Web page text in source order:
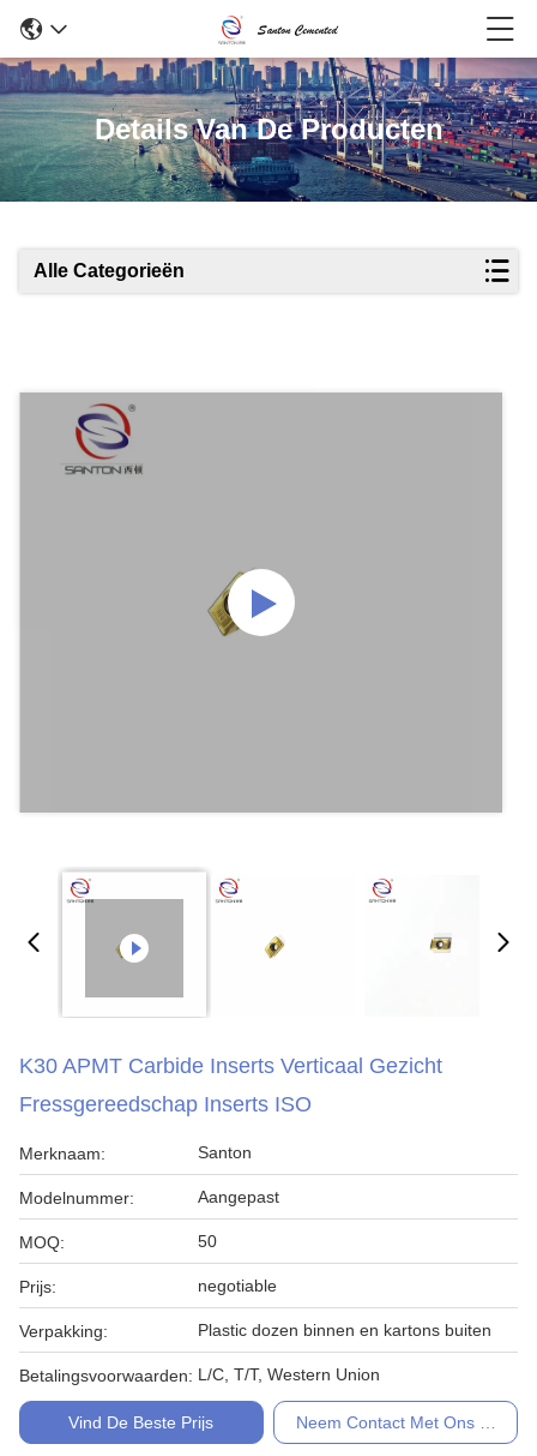
Details Van De Producten
Alle Categorieën
K30 APMT Carbide Inserts Verticaal Gezicht
Fressgereedschap Inserts ISO
Merknaam: Santon
Modelnummer: Aangepast
MOQ: 50
Prijs: negotiable
Verpakking: Plastic dozen binnen en kartons buiten
Betalingsvoorwaarden: L/C, T/T, Western Union
Vind De Beste Prijs Neem Contact Met Ons Op